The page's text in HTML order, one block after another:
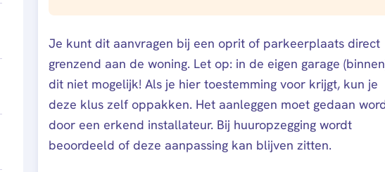
Je kunt dit aanvragen bij een oprit of parkeerplaats direct
grenzend aan de woning. Let op: in de eigen garage
dit niet mogelijk! Als je hier toestemming voor krijgt, kun je
deze klus zelf oppakken. Het aanleggen moet gedaan
door een erkend installateur. Bij huuropzegging wordt
beoordeeld of deze aanpassing kan blijven zitten.